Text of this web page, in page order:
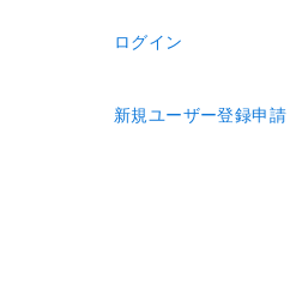
ログイン
新規ユーザー登録申請